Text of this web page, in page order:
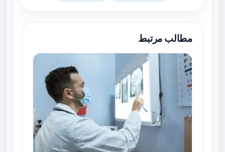
مطالب مرتبط